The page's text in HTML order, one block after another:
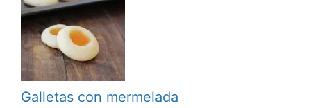
Galletas con mermelada